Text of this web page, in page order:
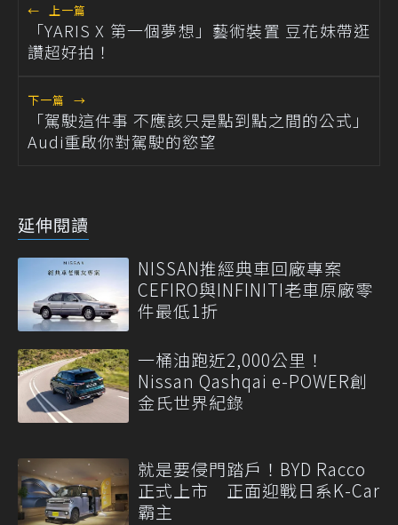
← 上一篇
「YARIS X 第一個夢想」藝術裝置 豆花妹帶逛
讚超好拍！
下一篇 →
「駕駛這件事 不應該只是點到點之間的公式」
Audi重啟你對駕駛的慾望
延伸閱讀
NISSAN推經典車回廠專案
CEFIRO與INFINITI老車原廠零
件最低1折
一桶油跑近2,000公里！
Nissan Qashqai e-POWER創
金氏世界紀錄
就是要侵門踏戶！BYD Racco
正式上市 正面迎戰日系K-Car
霸主